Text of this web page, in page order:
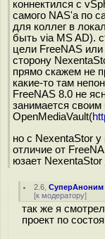
коннектился с
самого NAS'а по
для коллег в
быть via MS AD).
цели FreeNAS
сторону
прямо скажем не
какие-то там
FreeNAS 8.0 не
занимается своим
OpenMediaVault(
но с NexentaStor у
отличие от
юзает
2.6 ,СуперАноним
[к модератору]
так же я
проект по